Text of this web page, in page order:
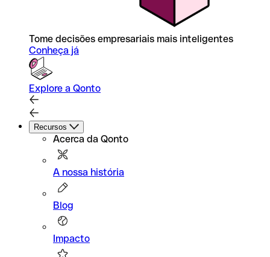
Tome decisões empresariais mais inteligentes
Conheça já
Explore a Qonto
Recursos
Acerca da Qonto
A nossa história
Blog
Impacto